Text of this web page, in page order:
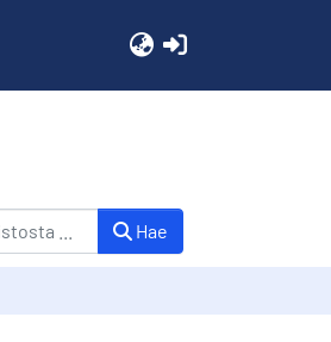
Hae